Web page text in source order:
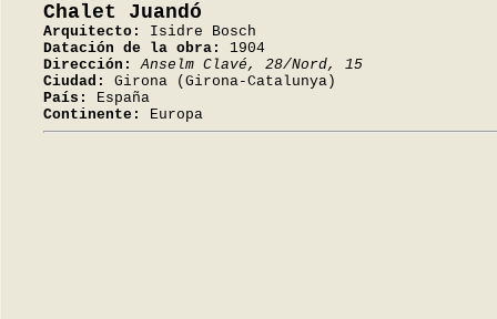
Chalet Juandó
Arquitecto:
Isidre Bosch
Datación de la obra:
1904
Dirección:
Anselm Clavé, 28/Nord, 15
Ciudad:
Girona (Girona-Catalunya)
País:
España
Continente:
Europa